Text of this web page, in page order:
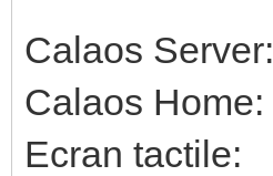
Calaos Server:
Calaos Home:
Ecran tactile: